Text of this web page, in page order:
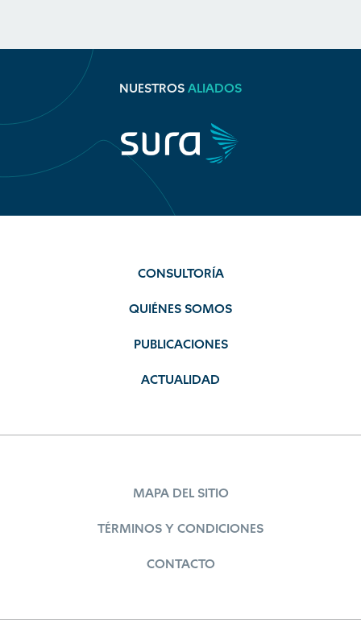
NUESTROS ALIADOS
CONSULTORÍA
QUIÉNES SOMOS
PUBLICACIONES
ACTUALIDAD
MAPA DEL SITIO
TÉRMINOS Y CONDICIONES
CONTACTO